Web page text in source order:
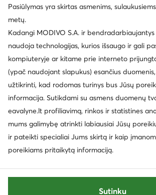
Pasiūlymas yra skirtas asmenims,
metų.
Kadangi MODIVO S.A. ir
naudoja technologijas, kurios išsaugo ir gali
kompiuteryje ar kitame prie interneto
(ypač naudojant slapukus) esančius
užtikrinti, kad rodomas turinys bus Jūsų
informacija. Sutikdami su asmens duomenų
eavalyne.lt profiliavimą, rinkos ir statistines
mums galimybę atrinkti labiausiai Jūsų
ir pateikti specialiai Jums skirtą ir kaip
poreikiams pritaikytą informaciją.
Sutinku